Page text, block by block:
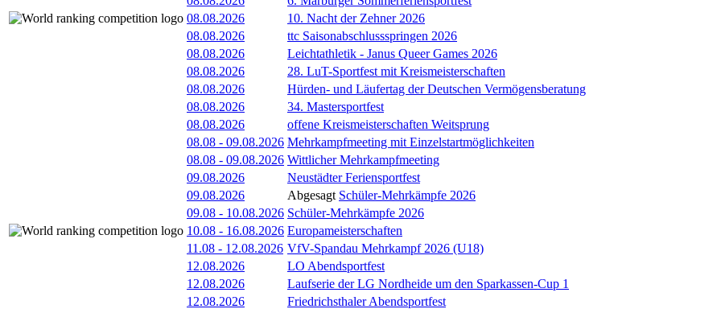
08.08.2026
10. Nacht der Zehner 2026
08.08.2026
ttc Saisonabschlussspringen 2026
08.08.2026
Leichtathletik - Janus Queer Games 2026
08.08.2026
28. LuT-Sportfest mit Kreismeisterschaften
08.08.2026
Hürden- und Läufertag der Deutschen Vermögensberatung
08.08.2026
34. Mastersportfest
08.08.2026
offene Kreismeisterschaften Weitsprung
08.08 - 09.08.2026 Mehrkampfmeeting mit Einzelstartmöglichkeiten
08.08 - 09.08.2026 Wittlicher Mehrkampfmeeting
09.08.2026
Neustädter Feriensportfest
09.08.2026
Abgesagt Schüler-Mehrkämpfe 2026
09.08 - 10.08.2026 Schüler-Mehrkämpfe 2026
10.08 - 16.08.2026 Europameisterschaften
11.08 - 12.08.2026 VfV-Spandau Mehrkampf 2026 (U18)
12.08.2026
LO Abendsportfest
12.08.2026
Laufserie der LG Nordheide um den Sparkassen-Cup 1
12.08.2026
Friedrichsthaler Abendsportfest